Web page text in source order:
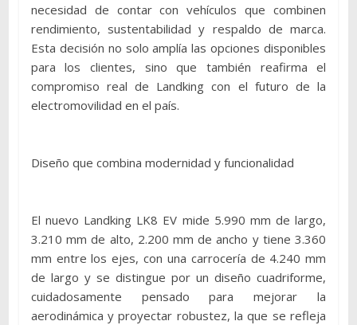
necesidad de contar con vehículos que combinen
rendimiento, sustentabilidad y respaldo de marca.
Esta decisión no solo amplía las opciones disponibles
para los clientes, sino que también reafirma el
compromiso real de Landking con el futuro de la
electromovilidad en el país.
Diseño que combina modernidad y funcionalidad
El nuevo Landking LK8 EV mide 5.990 mm de largo,
3.210 mm de alto, 2.200 mm de ancho y tiene 3.360
mm entre los ejes, con una carrocería de 4.240 mm
de largo y se distingue por un diseño cuadriforme,
cuidadosamente pensado para mejorar la
aerodinámica y proyectar robustez, la que se refleja